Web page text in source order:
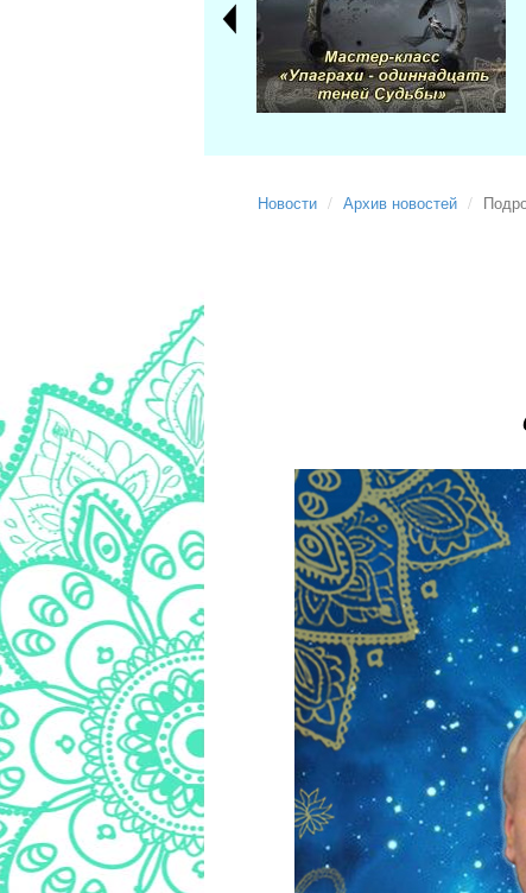
Новости Архив новостей